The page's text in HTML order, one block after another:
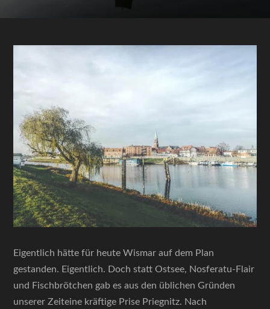
Eigentlich hätte für heute Wismar auf dem Plan
gestanden. Eigentlich. Doch statt Ostsee, Nosferatu-Flair
und Fischbrötchen gab es aus den üblichen Gründen
unserer Zeiteine kräftige Prise Priegnitz. Nach